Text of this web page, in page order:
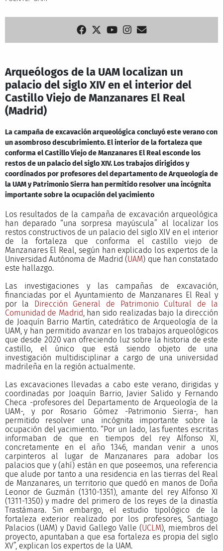
Arqueólogos de la UAM localizan un
palacio del siglo XIV en el interior del
Castillo Viejo de Manzanares El Real
(Madrid)
La campaña de excavación arqueológica concluyó este verano con
un asombroso descubrimiento. El interior de la fortaleza que
conforma el Castillo Viejo de Manzanares El Real esconde los
restos de un palacio del siglo XIV. Los trabajos dirigidos y
coordinados por profesores del departamento de Arqueología de
la UAM y Patrimonio Sierra han permitido resolver una incógnita
importante sobre la ocupación del yacimiento
Los resultados de la campaña de excavación arqueológica
han deparado “una sorpresa mayúscula” al localizar los
restos constructivos de un palacio del siglo XIV en el interior
de la fortaleza que conforma el castillo viejo de
Manzanares El Real, según han explicado los expertos de la
Universidad Autónoma de Madrid (UAM) que han constatado
este hallazgo.
Las investigaciones y las campañas de excavación,
financiadas por el Ayuntamiento de Manzanares El Real y
por la Dirección General de Patrimonio Cultural de la
Comunidad de Madrid , han sido realizadas bajo la dirección
de Joaquín Barrio Martín, catedrático de Arqueología de la
UAM, y han permitido avanzar en los trabajos arqueológicos
que desde 2020 van ofreciendo luz sobre la historia de este
castillo, el único que está siendo objeto de una
investigación multidisciplinar a cargo de una universidad
madrileña en la región actualmente.
Las excavaciones llevadas a cabo este verano, dirigidas y
coordinadas por Joaquín Barrio, Javier Salido y Fernando
Checa -profesores del Departamento de Arqueología de la
UAM-, y por Rosario Gómez -Patrimonio Sierra-, han
permitido resolver una incógnita importante sobre la
ocupación del yacimiento. “Por un lado, las fuentes escritas
informaban de que en tiempos del rey Alfonso XI,
concretamente en el año 1346, mandan venir a unos
carpinteros al lugar de Manzanares para adobar los
palacios que y (ahí) están en que poseemos, una referencia
que alude por tanto a una residencia en las tierras del Real
de Manzanares, un territorio que quedó en manos de Doña
Leonor de Guzmán (1310-1351), amante del rey Alfonso XI
(1311-1350) y madre del primero de los reyes de la dinastía
Trastámara. Sin embargo, el estudio tipológico de la
fortaleza exterior realizado por los profesores, Santiago
Palacios (UAM) y David Gallego Valle (UCLM), miembros del
proyecto, apuntaban a que esa fortaleza es propia del siglo
XV”, explican los expertos de la UAM.